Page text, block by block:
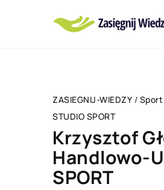
ZASIEGNIJ-WIEDZY / Sport
STUDIO SPORT
Krzysztof
Handlowo-
SPORT